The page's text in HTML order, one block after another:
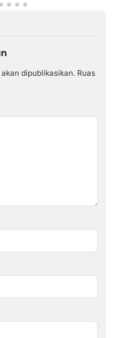
dipublikasikan. Ruas